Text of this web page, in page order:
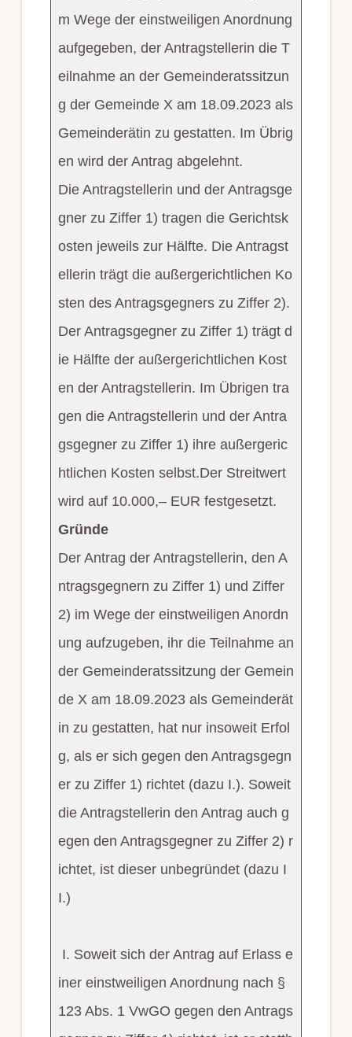
m Wege der einstweiligen Anordnung
aufgegeben, der Antragstellerin die T
eilnahme an der Gemeinderatssitzun
g der Gemeinde X am 18.09.2023 als
Gemeinderätin zu gestatten. Im Übrig
en wird der Antrag abgelehnt.
Die Antragstellerin und der Antragsge
gner zu Ziffer 1) tragen die Gerichtsk
osten jeweils zur Hälfte. Die Antragst
ellerin trägt die außergerichtlichen Ko
sten des Antragsgegners zu Ziffer 2).
Der Antragsgegner zu Ziffer 1) trägt d
ie Hälfte der außergerichtlichen Kost
en der Antragstellerin. Im Übrigen tra
gen die Antragstellerin und der Antra
gsgegner zu Ziffer 1) ihre außergeric
htlichen Kosten selbst.Der Streitwert
wird auf 10.000,– EUR festgesetzt.
Gründe
Der Antrag der Antragstellerin, den A
ntragsgegnern zu Ziffer 1) und Ziffer
2) im Wege der einstweiligen Anordn
ung aufzugeben, ihr die Teilnahme an
der Gemeinderatssitzung der Gemein
de X am 18.09.2023 als Gemeinderät
in zu gestatten, hat nur insoweit Erfol
g, als er sich gegen den Antragsgegn
er zu Ziffer 1) richtet (dazu I.). Soweit
die Antragstellerin den Antrag auch g
egen den Antragsgegner zu Ziffer 2) r
ichtet, ist dieser unbegründet (dazu I
I.)
I. Soweit sich der Antrag auf Erlass e
iner einstweiligen Anordnung nach §
123 Abs. 1 VwGO gegen den Antrags